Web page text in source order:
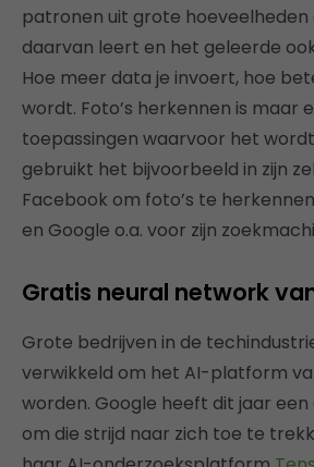
patronen uit grote
daarvan leert en het geleerde
Hoe meer data je invoert, hoe
wordt. Foto’s herkennen is maar
toepassingen waarvoor het
gebruikt het bijvoorbeeld in zijn
Facebook om foto’s te
en Google o.a. voor zijn
Gratis neural network
Grote bedrijven in de
verwikkeld om het AI-platform
worden. Google heeft dit jaar
om die strijd naar zich toe te